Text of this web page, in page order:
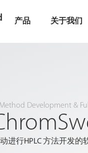
产品 关于我们
Development &
进行HPLC 方法开发的